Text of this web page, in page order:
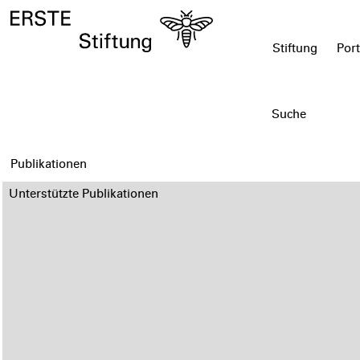
Stiftung
Publikationen
Unterstützte Publikationen